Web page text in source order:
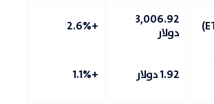
3,006.92
دولار +2.6%
1.92 دولار +1.1%